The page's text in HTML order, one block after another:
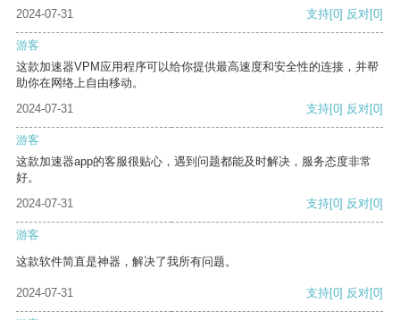
2024-07-31 支持[0] 反对[0]
游客
这款加速器VPM应用程序可以给你提供最高速度和安全性的连接，并帮
助你在网络上自由移动。
2024-07-31
支持[0] 反对[0]
游客
这款加速器app的客服很贴心，遇到问题都能及时解决，服务态度非常
好。
2024-07-31
支持[0] 反对[0]
游客
这款软件简直是神器，解决了我所有问题。
2024-07-31 支持[0] 反对[0]